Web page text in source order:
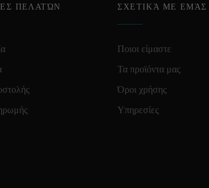
ΠΕΛΑΤΏΝ ΣΧΕΤΙΚΆ ΜΕ ΕΜΆΣ
Ποιοι είμαστε
Τα προϊόντα μας
Όροι χρήσης
Υπηρεσίες